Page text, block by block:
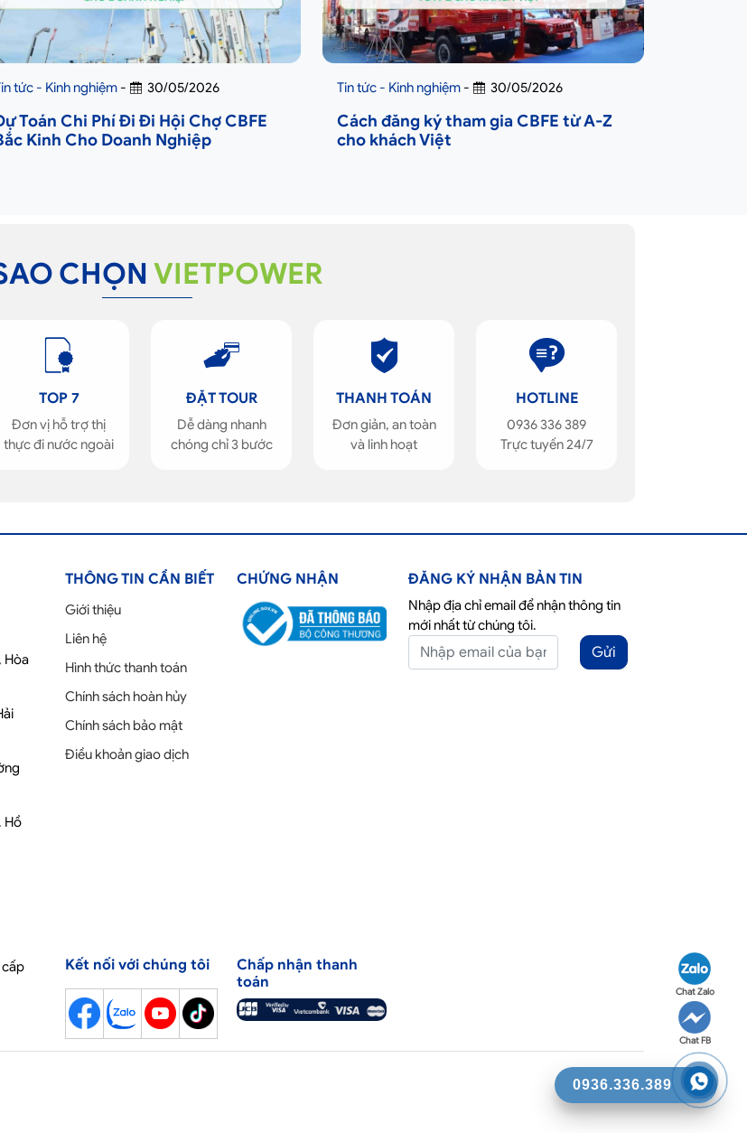
Chat Zalo
Chat FB
0936.336.389
tức - Kinh nghiệm - 30/05/2026
Toán Chi Phí Đi Đi Hội Chợ CBFE
Kinh Cho Doanh Nghiệp
Tin tức - Kinh nghiệm - 30/05/2026
Cách đăng ký tham gia CBFE từ A-Z
cho khách Việt
CHỌN VIETPOWER
TOP 7
Đơn vị hỗ trợ thị
thực đi nước ngoài
ĐẶT TOUR
Dễ dàng nhanh
chóng chỉ 3 bước
THANH TOÁN
Đơn giản, an toàn
và linh hoạt
HOTLINE
0936 336 389
Trực tuyến 24/7
Hòa
Hồ
THÔNG TIN CẦN BIẾT
Giới thiệu
Liên hệ
Hình thức thanh toán
Chính sách hoàn hủy
Chính sách bảo mật
Điều khoản giao dịch
CHỨNG NHẬN ĐĂNG KÝ NHẬN BẢN TIN
Nhập địa chỉ email để nhận thông tin
mới nhất từ chúng tôi.
Gửi
cấp
Kết nối với chúng tôi
Chấp nhận thanh
toán